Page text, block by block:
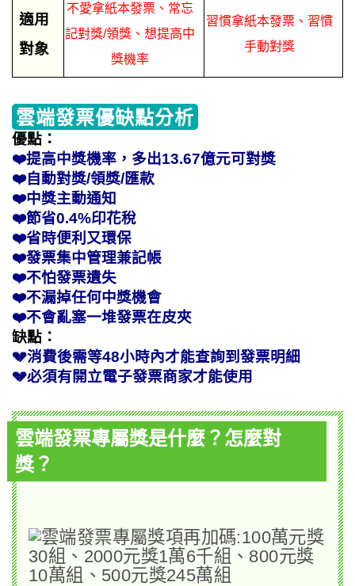
適用
對象
不愛拿紙本發票、常忘
記對獎/領獎、想提高中
獎機率
習慣拿紙本發票、習慣
手動對獎
雲端發票優缺點分析
優點：
❤️提高中獎機率，多出13.67億元可對獎
❤️自動對獎/領獎/匯款
❤️中獎主動通知
❤️節省0.4%印花稅
❤️省時便利又環保
❤️發票集中管理兼記帳
❤️不怕發票遺失
❤️不漏掉任何中獎機會
❤️不會亂塞一堆發票在皮夾
缺點：
💔消費後需等48小時內才能查詢到發票明細
💔必須有開立電子發票商家才能使用
雲端發票專屬獎是什麼？怎麼對
獎？